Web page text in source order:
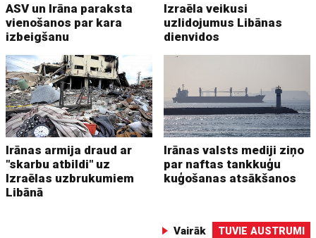
ASV un Irāna paraksta
vienošanos par kara
izbeigšanu
Izraēla veikusi
uzlidojumus Libānas
dienvidos
Irānas armija draud ar
"skarbu atbildi" uz
Izraēlas uzbrukumiem
Libānā
Irānas valsts mediji ziņo
par naftas tankkuģu
kuģošanas atsākšanos
Vairāk TUVIE AUSTRUMI